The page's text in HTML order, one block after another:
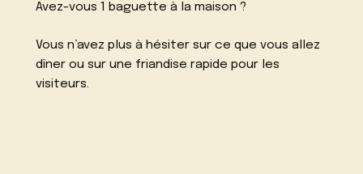
Avez-vous 1 baguette à la maison ?
Vous n’avez plus à hésiter sur ce que vous allez
dîner ou sur une friandise rapide pour les
visiteurs.